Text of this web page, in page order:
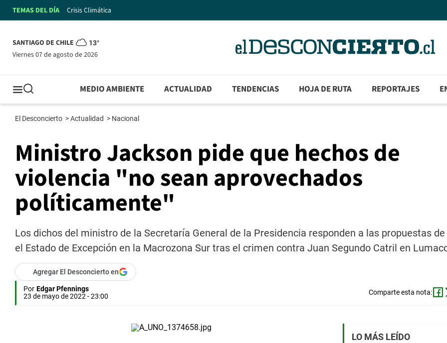
TEMAS DEL DÍA Crisis Climática
SANTIAGO DE CHILE 13°
viernes 07 de agosto de 2026
MEDIO AMBIENTE ACTUALIDAD TENDENCIAS HOJA DE RUTA REPORTAJES
El Desconcierto >Actualidad > Nacional
Ministro Jackson pide que hechos de
violencia "no sean aprovechados
políticamente"
Los dichos del ministro de la Secretaría General de la Presidencia responden a las propuestas
el Estado de Excepción en la Macrozona Sur tras el crimen contra Juan Segundo Catril en
Agregar El Desconcierto en
Por Edgar Pfennings
23 de mayo de 2022 - 23:00
Comparte esta nota:
LO MÁS LEÍDO